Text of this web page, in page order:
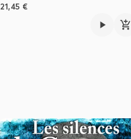
21,45 €